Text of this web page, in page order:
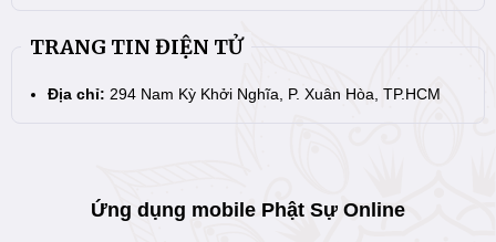
TRANG TIN ĐIỆN TỬ
Địa chỉ: 294 Nam Kỳ Khởi Nghĩa, P. Xuân Hòa, TP.HCM
Ứng dụng mobile Phật Sự Online